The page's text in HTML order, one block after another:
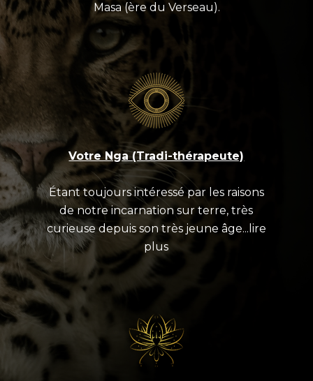
Masa (ère du Verseau).
Votre Nga (Tradi-thérapeute)
Étant toujours intéressé par les raisons
de notre incarnation sur terre, très
curieuse depuis son très jeune âge...lire
plus